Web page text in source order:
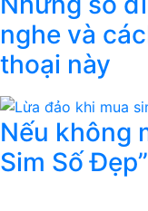
nghe và
thoại này
Nếu không
Sim Số